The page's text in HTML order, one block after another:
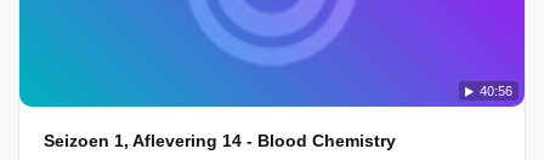
40:56
Seizoen 1, Aflevering 14 - Blood Chemistry